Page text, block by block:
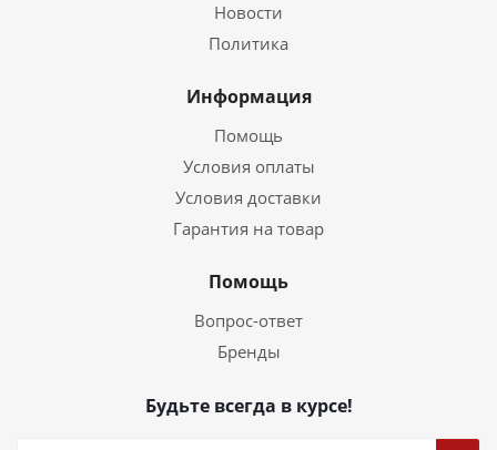
Новости
Политика
Информация
Помощь
Условия оплаты
Условия доставки
Гарантия на товар
Помощь
Вопрос-ответ
Бренды
Будьте всегда в курсе!